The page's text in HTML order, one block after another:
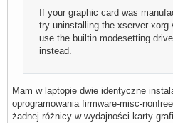
If your graphic card was
try uninstalling the xserver-
use the builtin modesetting
instead.
Mam w laptopie dwie identyczne
oprogramowania firmware-misc-
żadnej różnicy w wydajności karty